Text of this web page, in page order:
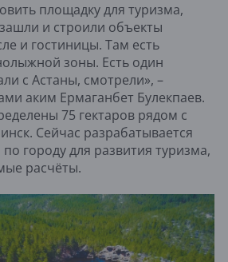
площадку для туризма,
и строили объекты
и гостиницы. Там есть
зоны. Есть один
с Астаны, смотрели», –
аким Ермаганбет Булекпаев.
75 гектаров рядом с
Сейчас разрабатывается
городу для развития туризма,
расчёты.